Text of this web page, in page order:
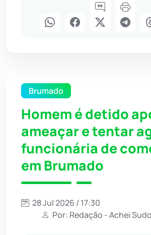
Brumado
Homem é detido
ameaçar e tentar
funcionária de
em Brumado
28 Jul 2026 / 17:30
Por: Redação - Achei